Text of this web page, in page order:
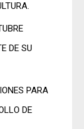
DE SU
PARA
DE